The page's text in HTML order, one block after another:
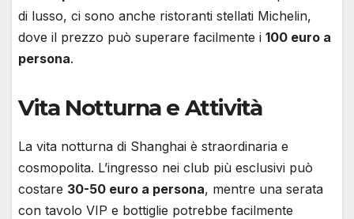
di lusso, ci sono anche ristoranti stellati Michelin,
dove il prezzo può superare facilmente i 100 euro a
persona.
Vita Notturna e Attività
La vita notturna di Shanghai è straordinaria e
cosmopolita. L’ingresso nei club più esclusivi può
costare 30-50 euro a persona, mentre una serata
con tavolo VIP e bottiglie potrebbe facilmente